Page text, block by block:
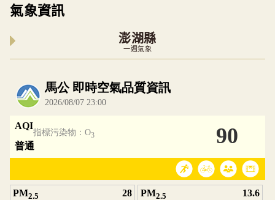
氣象資訊
澎湖縣
一週氣象
內嵌空氣品質小工具為視覺預覽，完整即時空